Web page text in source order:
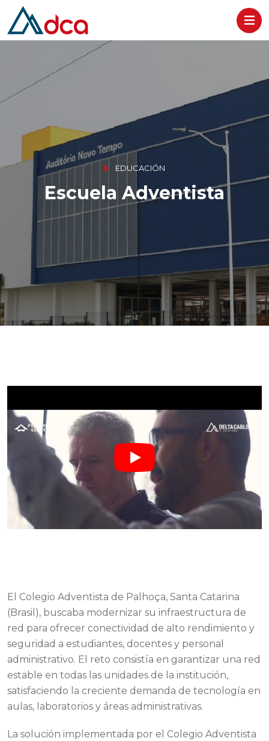
Logístico
Página inicial ES
Sobre Nosotros
Verticales
EDUCACIÓN
Escuela Adventista
El Colegio Adventista de Palhoça, Santa Catarina
(Brasil), buscaba modernizar su infraestructura de
red para ofrecer conectividad de alto rendimiento y
seguridad a estudiantes, docentes y personal
administrativo. El reto consistía en garantizar una red
estable en todas las unidades de la institución,
satisfaciendo la creciente demanda de tecnología en
aulas, laboratorios y áreas administrativas.
La solución implementada por el Colegio Adventista